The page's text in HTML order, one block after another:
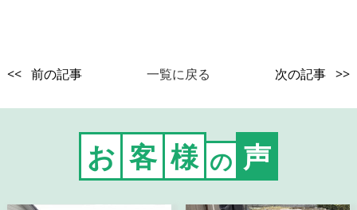
<< 前の記事 一覧に戻る 次の記事 >>
お 客 様 の 声